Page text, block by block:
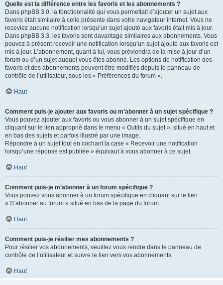
Quelle est la différence entre les favoris et les abonnements ?
Dans phpBB 3.0, la fonctionnalité qui vous permettait d’ajouter un sujet aux
favoris était similaire à celle présente dans votre navigateur internet. Vous ne
receviez aucune notification lorsqu’un sujet ajouté aux favoris était mis à jour.
Dans phpBB 3.3, les favoris sont davantage similaires aux abonnements. Vous
pouvez à présent recevoir une notification lorsqu’un sujet ajouté aux favoris est
mis à jour. L’abonnement, quant à lui, vous préviendra de la mise à jour d’un
forum ou d’un sujet auquel vous êtes abonné. Les options de notification des
favoris et des abonnements peuvent être modifiés depuis le panneau de
contrôle de l’utilisateur, sous les « Préférences du forum ».
Haut
Comment puis-je ajouter aux favoris ou m’abonner à un sujet spécifique ?
Vous pouvez ajouter aux favoris ou vous abonner à un sujet spécifique en
cliquant sur le lien approprié dans le menu « Outils du sujet », situé en haut et
en bas des sujets et parfois illustré par une image.
Répondre à un sujet tout en cochant la case « Recevoir une notification
lorsqu’une réponse est publiée » équivaut à vous abonner à ce sujet.
Haut
Comment puis-je m’abonner à un forum spécifique ?
Vous pouvez vous abonner à un forum spécifique en cliquant sur le lien
« S’abonner au forum » situé en bas de la page du forum.
Haut
Comment puis-je résilier mes abonnements ?
Pour résilier vos abonnements, veuillez vous rendre dans le panneau de
contrôle de l’utilisateur et suivre le lien vers vos abonnements.
Haut